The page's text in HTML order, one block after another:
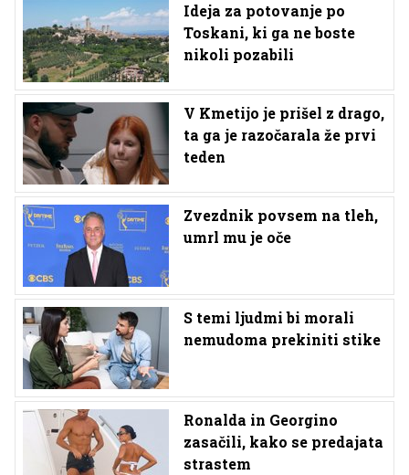
Ideja za potovanje po
Toskani, ki ga ne boste
nikoli pozabili
V Kmetijo je prišel z drago,
ta ga je razočarala že prvi
teden
Zvezdnik povsem na tleh,
umrl mu je oče
S temi ljudmi bi morali
nemudoma prekiniti stike
Ronalda in Georgino
zasačili, kako se predajata
strastem